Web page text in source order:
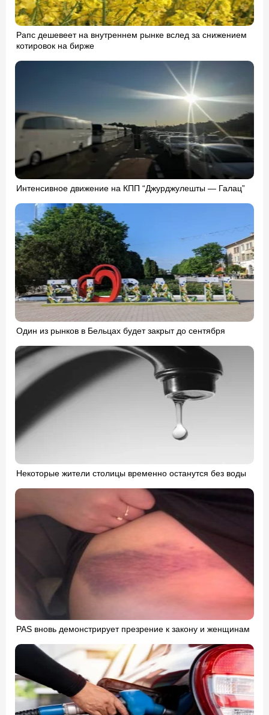
Рапс дешевеет на внутреннем рынке вслед за снижением
котировок на бирже
Интенсивное движение на КПП “Джурджулешты — Галац”
Один из рынков в Бельцах будет закрыт до сентября
Некоторые жители столицы временно останутся без воды
PAS вновь демонстрирует презрение к закону и женщинам